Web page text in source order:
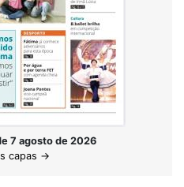
7 agosto de 2026
capas →